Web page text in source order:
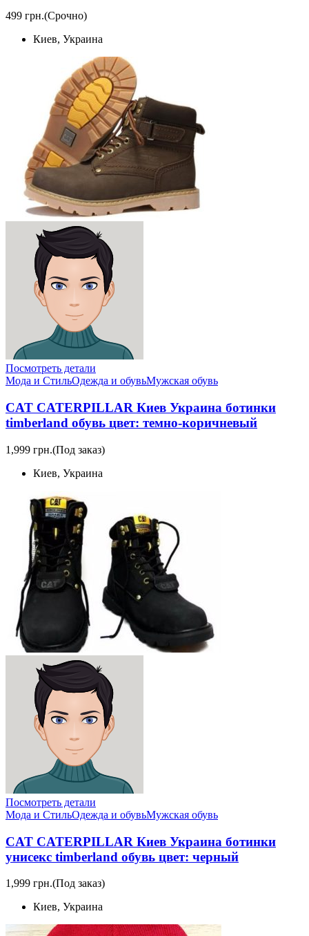
499 грн.(Срочно)
Киев, Украина
Посмотреть детали
Мода и СтильОдежда и обувьМужская обувь
CAT CATERPILLAR Киев Украина ботинки
timberland обувь цвет: темно-коричневый
1,999 грн.(Под заказ)
Киев, Украина
Посмотреть детали
Мода и СтильОдежда и обувьМужская обувь
CAT CATERPILLAR Киев Украина ботинки
унисекс timberland обувь цвет: черный
1,999 грн.(Под заказ)
Киев, Украина